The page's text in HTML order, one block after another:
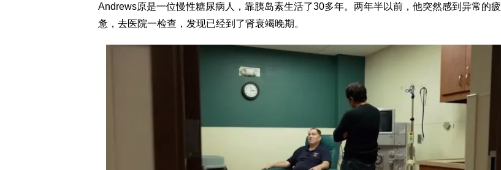
Andrews原是一位慢性糖尿病人，靠胰岛素生活了30多年。两年半以前，他突然感到异常的疲
惫，去医院一检查，发现已经到了肾衰竭晚期。